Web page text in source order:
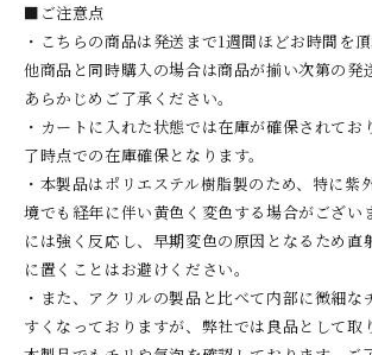
■ご注意点
・こちらの商品は発送まで1週間ほどお時間を頂
他商品と同時購入の場合は商品が揃い次第の発
あらかじめご了承ください。
・カートに入れた状態では在庫が確保されてお
了時点での在庫確保となります。
・本製品はポリエステル樹脂製のため、特に紫
境でも経年に伴い黄色く変色する場合がござい
には強く反応し、早期変色の原因となるため直
に置くことはお避けください。
・また、アクリルの製品と比べて内部に微細な
すくなっておりますが、弊社では良品として取